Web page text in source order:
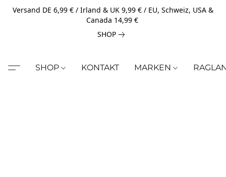
Versand DE 6,99 € / Irland & UK 9,99 € / EU, Schweiz, USA &
Canada 14,99 €
SHOP
SHOP KONTAKT MARKEN